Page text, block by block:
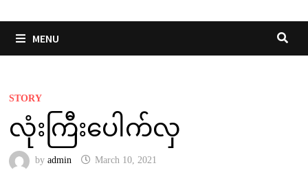
MENU
STORY
လုံးကြီးပေါက်လှ
by admin March 10, 2021